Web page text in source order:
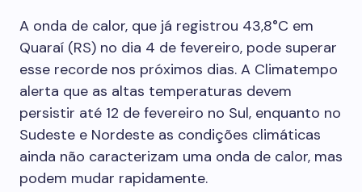
A onda de calor, que já registrou 43,8°C em
Quaraí (RS) no dia 4 de fevereiro, pode superar
esse recorde nos próximos dias. A Climatempo
alerta que as altas temperaturas devem
persistir até 12 de fevereiro no Sul, enquanto no
Sudeste e Nordeste as condições climáticas
ainda não caracterizam uma onda de calor, mas
podem mudar rapidamente.